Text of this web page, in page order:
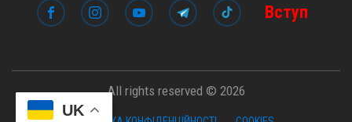
UK
Вступ
All rights reserved © 2026